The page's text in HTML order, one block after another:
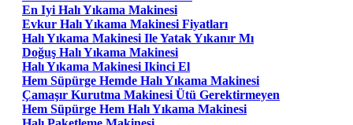
En Iyi Halı Yıkama Makinesi
Evkur Halı Yıkama Makinesi Fiyatları
Halı Yıkama Makinesi Ile Yatak Yıkanır Mı
Doğuş Halı Yıkama Makinesi
Halı Yıkama Makinesi Ikinci El
Hem Süpürge Hemde Halı Yıkama Makinesi
Çamaşır Kurutma Makinesi Ütü Gerektirmeyen
Hem Süpürge Hem Halı Yıkama Makinesi